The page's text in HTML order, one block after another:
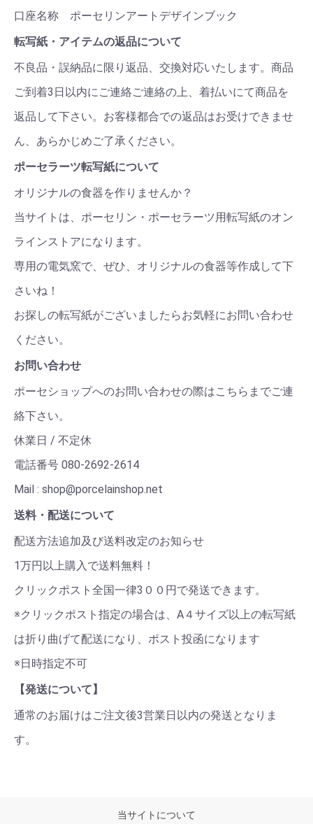
口座名称 ポーセリンアートデザインブック
転写紙・アイテムの返品について
不良品・誤納品に限り返品、交換対応いたします。商品
ご到着3日以内にご連絡ご連絡の上、着払いにて商品を
返品して下さい。お客様都合での返品はお受けできませ
ん、あらかじめご了承ください。
ポーセラーツ転写紙について
オリジナルの食器を作りませんか？
当サイトは、ポーセリン・ポーセラーツ用転写紙のオン
ラインストアになります。
専用の電気窯で、ぜひ、オリジナルの食器等作成して下
さいね！
お探しの転写紙がございましたらお気軽にお問い合わせ
ください。
お問い合わせ
ポーセショップへのお問い合わせの際はこちらまでご連
絡下さい。
休業日 / 不定休
電話番号 080-2692-2614
Mail : shop@porcelainshop.net
送料・配送について
配送方法追加及び送料改定のお知らせ
1万円以上購入で送料無料！
クリックポスト全国一律3００円で発送できます。
※クリックポスト指定の場合は、A４サイズ以上の転写紙
は折り曲げて配送になり、ポスト投函になります
※日時指定不可
【発送について】
通常のお届けはご注文後3営業日以内の発送となりま
す。
当サイトについて